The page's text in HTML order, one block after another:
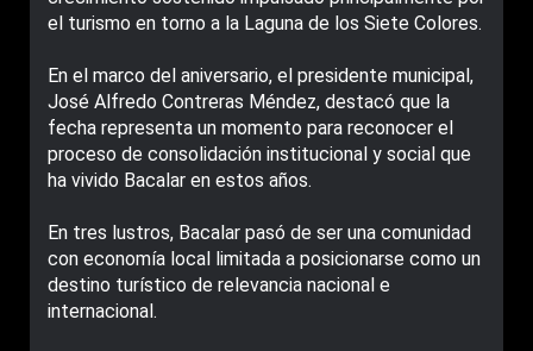
el turismo en torno a la Laguna de los Siete Colores.
En el marco del aniversario, el presidente municipal,
José Alfredo Contreras Méndez, destacó que la
fecha representa un momento para reconocer el
proceso de consolidación institucional y social que
ha vivido Bacalar en estos años.
En tres lustros, Bacalar pasó de ser una comunidad
con economía local limitada a posicionarse como un
destino turístico de relevancia nacional e
internacional.